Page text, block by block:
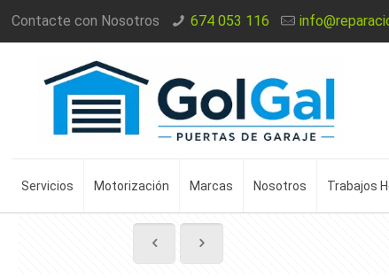
Contacte con Nosotros 674 053 116
Servicios Motorización Marcas Nosotros Trabajos